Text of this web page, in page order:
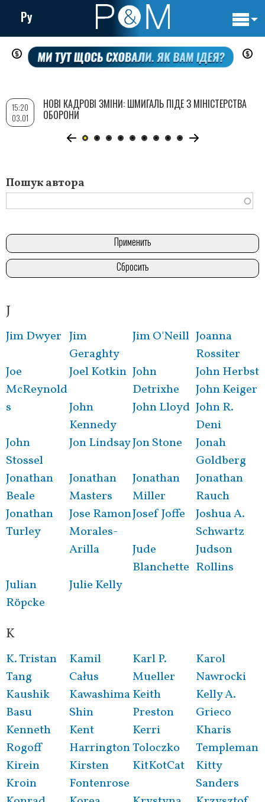
Перейти
до
вмісту
Ру
Пошук автора
J
Jim Dwyer Jim
Geraghty
Jim O'Neill Joanna
Rossiter
Joe
McReynold
s
Joel Kotkin John
Detrixhe
John Herbst
John Keiger
John
Kennedy
John Lloyd John R.
Deni
John
Stossel
Jon LindsayJon Stone
Jonah
Goldberg
Jonathan
Beale
Jonathan
Masters
Jonathan
Miller
Jonathan
Rauch
Jonathan
Turley
Jose Ramon
Morales-
Arilla
Josef Joffe
Joshua A.
Schwartz
Jude
Blanchette
Judson
Rollins
Julian
Röpcke
Julie Kelly
K
K. Tristan
Tang
Kamil
Całus
Karl P.
Mueller
Karol
Nawrocki
Kaushik
Basu
Kawashima
Shin
Keith
Preston
Kelly A.
Grieco
Kenneth
Rogoff
Kent
Harrington
Kerri
Toloczko
Kharis
Templeman
Kirein
Kroin
Kirsten
Fontenrose
KitKotCat
Kitty
Sanders
Розбивка
на
сторінки
15:20
03.01
НОВІ КАДРОВІ ЗМІНИ: ШМИГАЛЬ ПІДЕ З МІНІСТЕРСТВА
ОБОРОНИ